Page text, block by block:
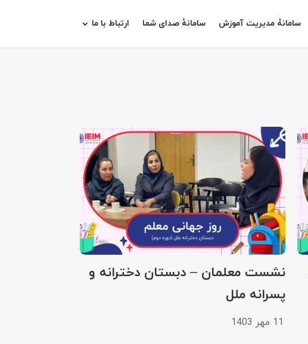
سامانۀ مدیریت آموزش سامانهٔ صدای شما ارتباط با ما
نشست معلمان – دبستان دخترانه و
پسرانه ملل
11 مهر 1403